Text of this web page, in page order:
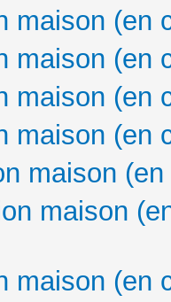
maison (en
maison (en
maison (en
maison (en
maison
maison
maison (en